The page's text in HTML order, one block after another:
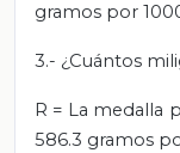
gramos por
3.- ¿Cuántos
R = La medalla
586.3 gramos